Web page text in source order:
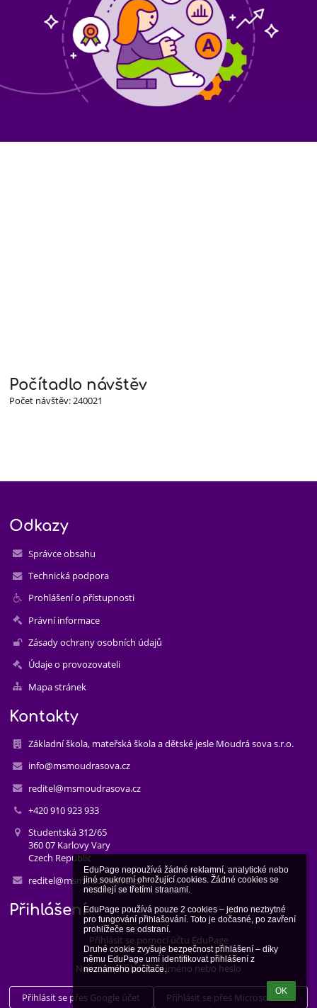
EduPage nepoužívá žádné reklamní, analytické nebo
jiné soukromí ohrožující cookies. Žádné cookies se
nesdílejí se třetími stranami.
EduPage používá pouze 2 cookies – jedno nezbytné
pro fungování přihlašování. Toto je dočasné, po zavření
prohlížeče se odstraní.
Druhé cookie zvyšuje bezpečnost přihlášení – díky
němu EduPage umí identifikovat přihlášení z
neznámého počítače.
OK
Počítadlo návštěv
Počet návštěv: 240021
Odkazy
Správce obsahu
Technická podpora
Prohlášení o přístupnosti
Právní informace
Zásady ochrany osobních údajů
Údaje o provozovateli
Mapa stránek
Kontakty
Základní škola, mateřská škola a dětské jesle Moudrá sova s.r.o.
info@msmoudrasova.cz
reditel@msmoudrasova.cz
+420 910 923 933
Studentská 312/65
360 07 Karlovy Vary
Czech Republic
reditel@msmoudrasova.cz
Přihlášení
Přihlásit se pomocí účtu EduPage
Neznám přihlašovací jméno nebo heslo
Přihlásit se přes Google účet Přihlásit se přes Microsoft účet